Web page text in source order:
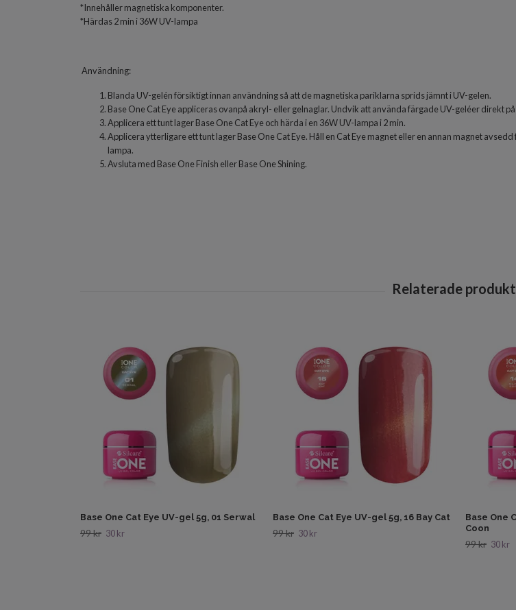
*Innehåller magnetiska komponenter.
*Härdas 2 min i 36W UV-lampa
Användning:
Blanda UV-gelén försiktigt innan användning så att de magnetiska pariklarna sprids jämnt i UV-gelen.
Base One Cat Eye appliceras ovanpå akryl- eller gelnaglar. Undvik att använda färgade UV-geléer direkt
Applicera ett tunt lager Base One Cat Eye och härda i en 36W UV-lampa i 2 min.
Applicera ytterligare ett tunt lager Base One Cat Eye. Håll en Cat Eye magnet eller en annan magnet
lampa.
Avsluta med Base One Finish eller Base One Shining.
Base One Cat Eye UV-gel 5g, 01 Serwal
99 kr 30 kr
Base One Cat Eye UV-gel 5g, 16 Bay Cat
99 kr 30 kr
Base One
Coon
99 kr 30 kr